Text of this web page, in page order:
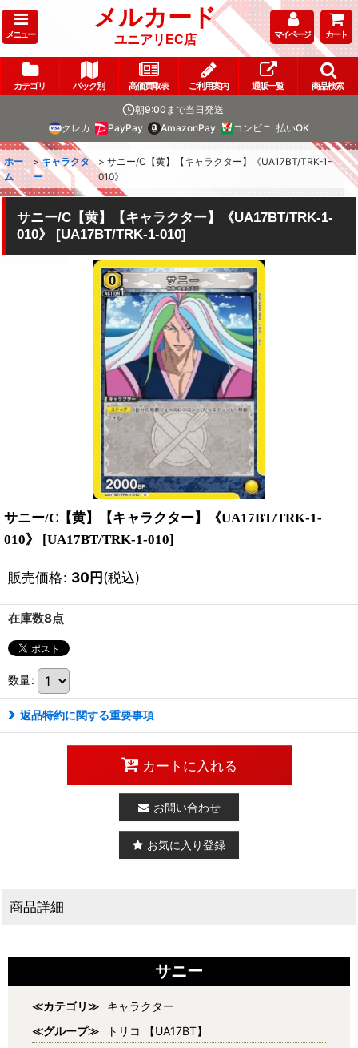
メニュー
メルカード
ユニアリEC店 マイページ カート
カテゴリ パック別 高価買取表 ご利用案内 通販一覧 商品検索
朝9:00まで当日発送
クレカ
PayPay AmazonPay コンビニ 払いOK
ホー
ム
> キャラクタ
ー
> サニー/C【黄】【キャラクター】《UA17BT/TRK-1-
010》
サニー/C【黄】【キャラクター】《UA17BT/TRK-1-
010》
[UA17BT/TRK-1-010]
サニー/C【黄】【キャラクター】《UA17BT/TRK-1-
010》
[UA17BT/TRK-1-010]
販売価格: 30円(税込)
在庫数8点
数量:
返品特約に関する重要事項
カートに入れる
お問い合わせ
お気に入り登録
商品詳細
サニー
≪カテゴリ≫
キャラクター
≪グループ≫
トリコ 【UA17BT】